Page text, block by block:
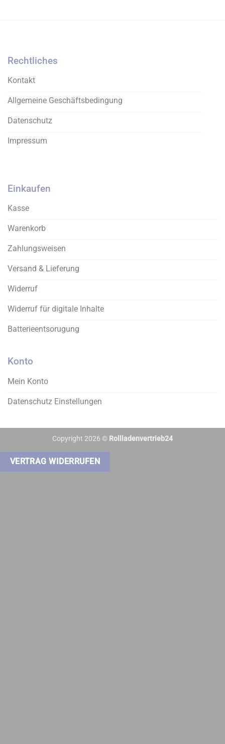
der
Produktseite
werden
Rechtliches
Kontakt
Allgemeine Geschäftsbedingung
Datenschutz
Impressum
Einkaufen
Kasse
Warenkorb
Zahlungsweisen
Versand & Lieferung
Widerruf
Widerruf für digitale Inhalte
Batterieentsorugung
Konto
Mein Konto
Datenschutz Einstellungen
Copyright 2026 © Rollladenvertrieb24
VERTRAG WIDERRUFEN